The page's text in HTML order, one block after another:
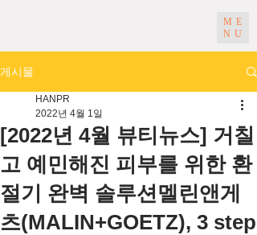
ME
NU
게시물
[2022년 4월 뷰티뉴스] 거칠
고 예민해진 피부를 위한 환
절기 완벽 솔루션멜린앤게
츠(MALIN+GOETZ), 3 step
HANPR
2022년 4월 1일